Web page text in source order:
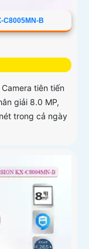
C8005MN-B
tiên tiến
giải 8.0 MP,
trong cả ngày